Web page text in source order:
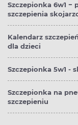
Szczepionka 6w1 −
szczepienia
Kalendarz
dla dzieci
Szczepionka 5w1 -
Szczepionka na
szczepieniu